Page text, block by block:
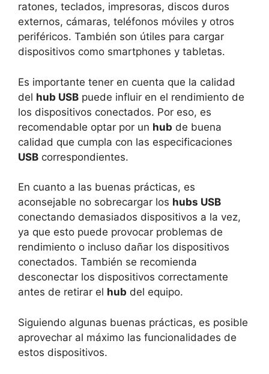
ratones, teclados, impresoras, discos duros
externos, cámaras, teléfonos móviles y otros
periféricos. También son útiles para cargar
dispositivos como smartphones y tabletas.
Es importante tener en cuenta que la calidad
del hub USB puede influir en el rendimiento de
los dispositivos conectados. Por eso, es
recomendable optar por un hub de buena
calidad que cumpla con las especificaciones
USB correspondientes.
En cuanto a las buenas prácticas, es
aconsejable no sobrecargar los hubs USB
conectando demasiados dispositivos a la vez,
ya que esto puede provocar problemas de
rendimiento o incluso dañar los dispositivos
conectados. También se recomienda
desconectar los dispositivos correctamente
antes de retirar el hub del equipo.
Siguiendo algunas buenas prácticas, es posible
aprovechar al máximo las funcionalidades de
estos dispositivos.